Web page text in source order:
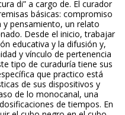
di” a cargo de. El curador
básicas: compromiso
pensamiento, un relato
Desde el inicio, trabajar
educativa y la difusión y,
y vínculo de pertenencia
tipo de curaduría tiene sus
que practico está
de sus dispositivos y
de lo monocanal, una
de tiempos. En